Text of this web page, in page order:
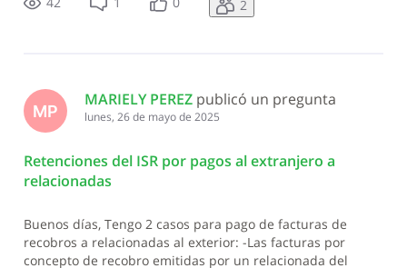
concepto de recobro emiti
2
MP
MARIELY PEREZ publicó un pregunta
lunes, 26 de mayo de 2025
Retenciones del ISR por pagos al extranjero a
relacionadas
Buenos días, Tengo 2 casos para pago de facturas de
recobros a relacionadas al exterior: -Las facturas por
concepto de recobro emitidas por un relacionada del